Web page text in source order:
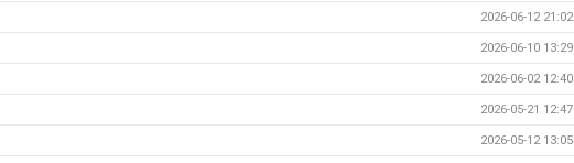
2026-06-12 21:02
2026-06-10 13:29
2026-06-02 12:40
2026-05-21 12:47
2026-05-12 13:05